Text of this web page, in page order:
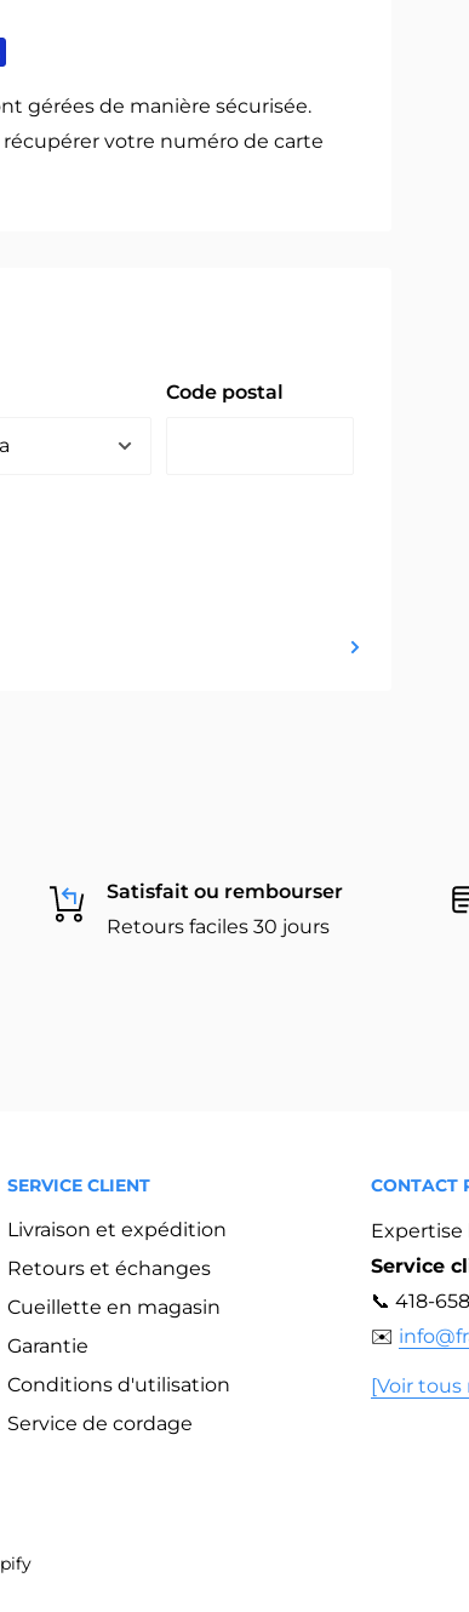
gérées de manière sécurisée.
votre numéro de carte
Code postal
Satisfait ou rembourser
Retours faciles 30 jours
SERVICE CLIENT
Livraison et expédition
Retours et échanges
Cueillette en magasin
Garantie
Conditions d'utilisation
Service de cordage
CONTACT
Expertise
Service
📞 418-
✉️
[Voir